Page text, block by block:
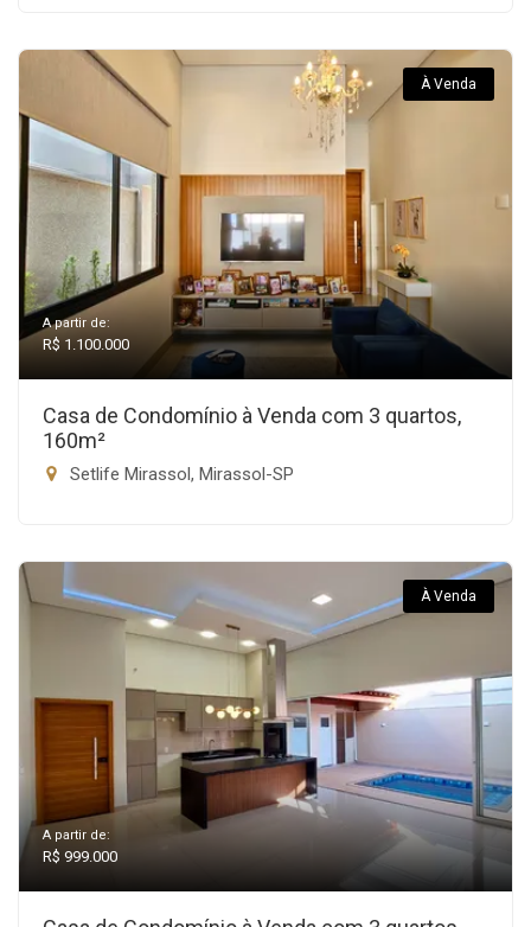
À Venda
A partir de:
R$ 1.100.000
Casa de Condomínio à Venda com 3 quartos,
160m²
Setlife Mirassol, Mirassol-SP
À Venda
A partir de:
R$ 999.000